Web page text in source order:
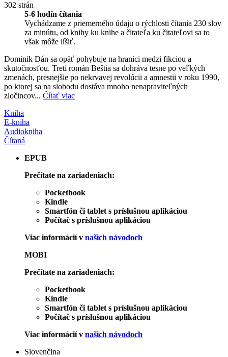
302 strán
5-6 hodín čítania
Vychádzame z priemerného údaju o rýchlosti čítania 230 slov
za minútu, od knihy ku knihe a čitateľa ku čitateľovi sa to
však môže líšiť.
Dominik Dán sa opäť pohybuje na hranici medzi fikciou a
skutočnosťou. Tretí román Beštia sa dohráva tesne po veľkých
zmenách, presnejšie po nekrvavej revolúcii a amnestii v roku 1990,
po ktorej sa na slobodu dostáva mnoho nenapraviteľných
zločincov... Čítať viac
Kniha
E-kniha
Audiokniha
Čítaná
EPUB
Prečítate na zariadeniach:
Pocketbook
Kindle
Smartfón či tablet s príslušnou aplikáciou
Počítač s príslušnou aplikáciou
Viac informácií v našich návodoch
MOBI
Prečítate na zariadeniach:
Pocketbook
Kindle
Smartfón či tablet s príslušnou aplikáciou
Počítač s príslušnou aplikáciou
Viac informácií v našich návodoch
Slovenčina